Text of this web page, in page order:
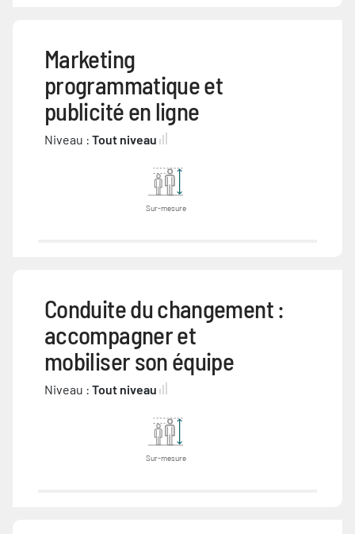
Marketing
programmatique et
publicité en ligne
Niveau : Tout niveau
Sur-mesure
Conduite du changement :
accompagner et
mobiliser son équipe
Niveau : Tout niveau
Sur-mesure